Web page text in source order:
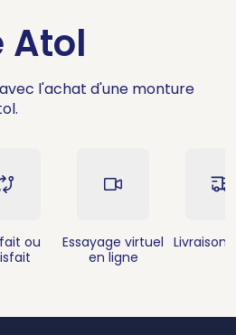
Atol
l'achat d'une monture
ou
Essayage virtuel
en ligne
Livraison